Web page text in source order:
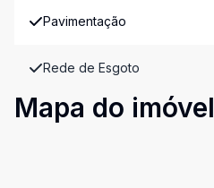
Pavimentação
Rede de Esgoto
Mapa do imóvel